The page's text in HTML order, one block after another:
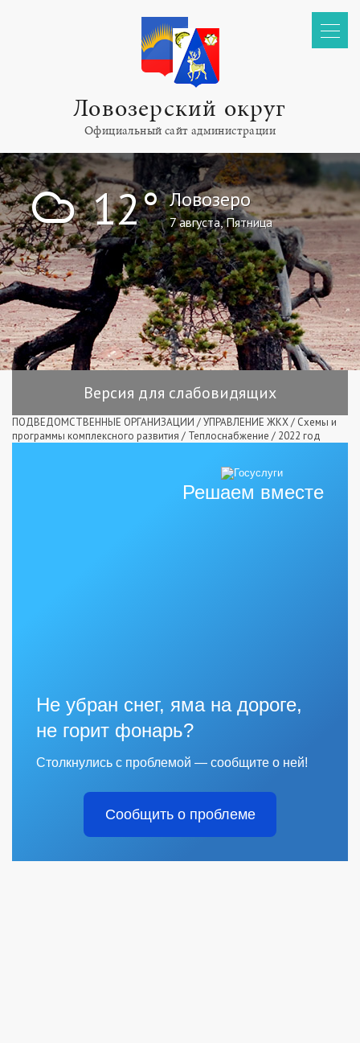
Ловозерский округ
Официальный сайт администрации
! 12° Ловозеро
7 августа, Пятница
Версия для слабовидящих
ПОДВЕДОМСТВЕННЫЕ ОРГАНИЗАЦИИ /УПРАВЛЕНИЕ ЖКХ/ Схемы и
программы комплексного развития / Теплоснабжение / 2022 год
Решаем вместе
Не убран снег, яма на дороге,
не горит фонарь?
Столкнулись с проблемой — сообщите о ней!
Сообщить о проблеме